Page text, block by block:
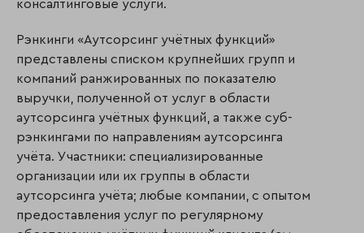
консалтинговые услуги.
Рэнкинги «Аутсорсинг учётных функций»
представлены списком крупнейших групп и
компаний ранжированных по показателю
выручки, полученной от услуг в области
аутсорсинга учётных функций, а также суб-
рэнкингами по направлениям аутсорсинга
учёта. Участники: специализированные
организации или их группы в области
аутсорсинга учёта; любые компании, с опытом
предоставления услуг по регулярному